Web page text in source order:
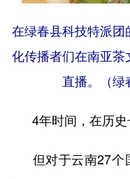
在绿春县科技特派
化传播者们在南亚
直播。（绿
4年时间，在历史
但对于云南27个